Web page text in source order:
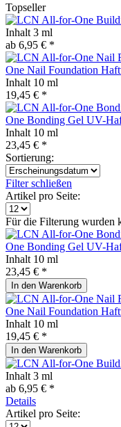
Topseller
Inhalt 3 ml
ab 6,95 € *
One Nail Foundation
Inhalt 10 ml
19,45 € *
One Bonding Gel UV-
Inhalt 10 ml
23,45 € *
Sortierung:
Filter schließen
Artikel pro Seite:
Für die Filterung wurden
One Bonding Gel UV-
Inhalt 10 ml
23,45 € *
In den Warenkorb
One Nail Foundation
Inhalt 10 ml
19,45 € *
In den Warenkorb
Inhalt 3 ml
ab 6,95 € *
Details
Artikel pro Seite: